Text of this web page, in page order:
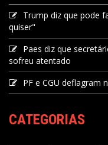
Trump diz que pode
quiser"
Paes diz que
sofreu atentado
PF e CGU deflagram
CATEGORIAS